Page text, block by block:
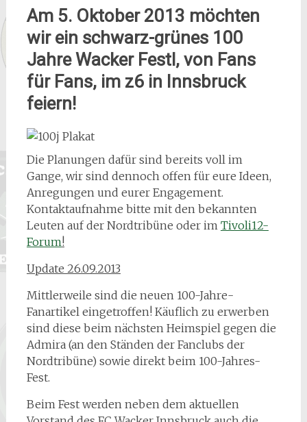
Am 5. Oktober 2013 möchten
wir ein schwarz-grünes 100
Jahre Wacker Festl, von Fans
für Fans, im z6 in Innsbruck
feiern!
Die Planungen dafür sind bereits voll im
Gange, wir sind dennoch offen für eure Ideen,
Anregungen und eurer Engagement.
Kontaktaufnahme bitte mit den bekannten
Leuten auf der Nordtribüne oder im Tivoli12-
Forum!
Update 26.09.2013
Mittlerweile sind die neuen 100-Jahre-
Fanartikel eingetroffen! Käuflich zu erwerben
sind diese beim nächsten Heimspiel gegen die
Admira (an den Ständen der Fanclubs der
Nordtribüne) sowie direkt beim 100-Jahres-
Fest.
Beim Fest werden neben dem aktuellen